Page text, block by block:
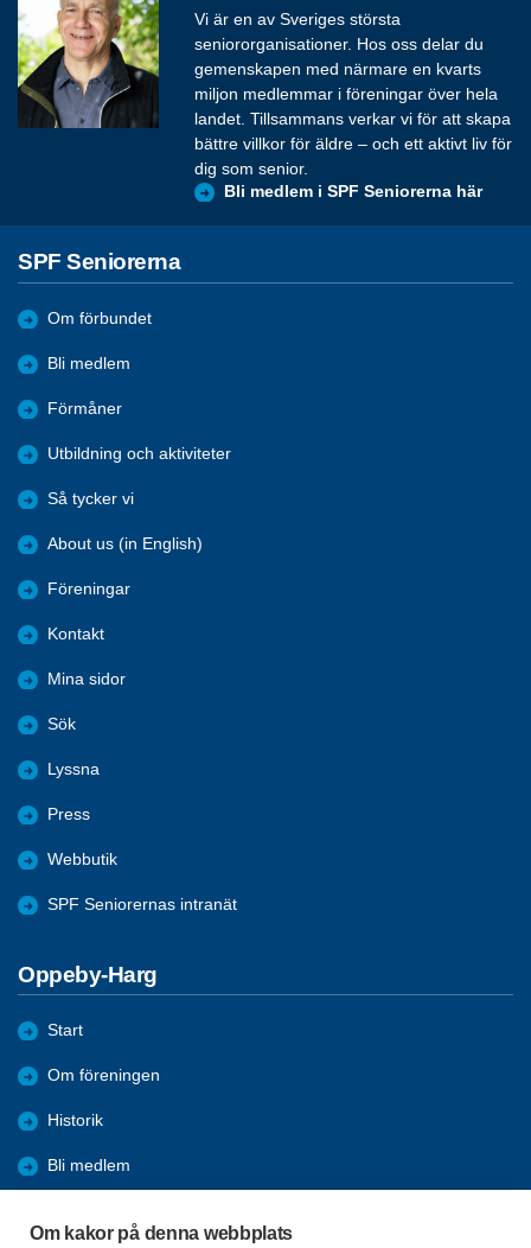
Om kakor på denna webbplats
Vi är en av Sveriges största
seniororganisationer. Hos oss delar du
gemenskapen med närmare en kvarts
miljon medlemmar i föreningar över hela
landet. Tillsammans verkar vi för att skapa
bättre villkor för äldre – och ett aktivt liv för
dig som senior.
Bli medlem i SPF Seniorerna här
SPF Seniorerna
Om förbundet
Bli medlem
Förmåner
Utbildning och aktiviteter
Så tycker vi
About us (in English)
Föreningar
Kontakt
Mina sidor
Sök
Lyssna
Press
Webbutik
SPF Seniorernas intranät
Oppeby-Harg
Start
Om föreningen
Historik
Bli medlem